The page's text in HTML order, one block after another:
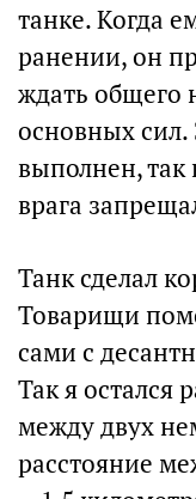
танке. Когда
ранении, он
ждать общего
основных сил.
выполнен, так
врага
Танк сделал
Товарищи
сами с
Так я остался
между двух
расстояние